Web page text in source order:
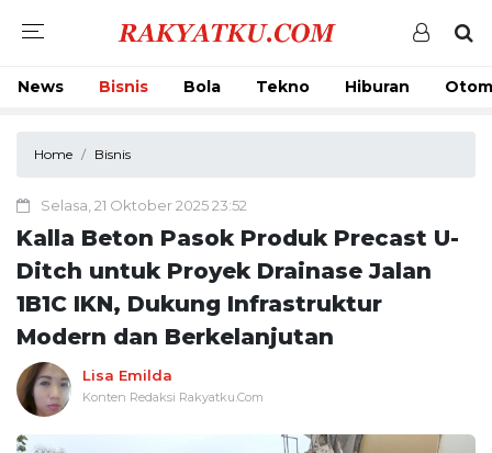
News Bisnis Bola Tekno Hiburan
Home Bisnis
Selasa, 21 Oktober 2025 23:52
Kalla Beton Pasok Produk Precast U-
Ditch untuk Proyek Drainase Jalan
1B1C IKN, Dukung Infrastruktur
Modern dan Berkelanjutan
Lisa Emilda
Konten Redaksi Rakyatku.Com